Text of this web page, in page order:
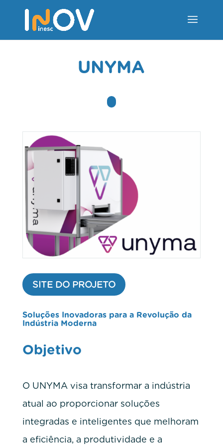
UNYMA
SITE DO PROJETO
Soluções Inovadoras para a Revolução da
Indústria Moderna
Objetivo
O UNYMA visa transformar a indústria
atual ao proporcionar soluções
integradas e inteligentes que melhoram
a eficiência, a produtividade e a